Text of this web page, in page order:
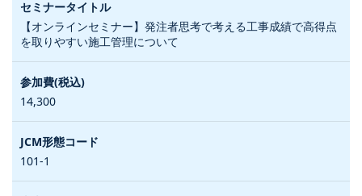
【オンラインセミナー】発注者思考で考える工事成績で高得点
を取りやすい施工管理について
14,300
101-1